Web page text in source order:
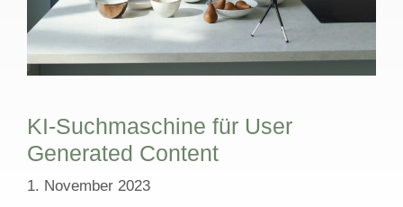
KI-Suchmaschine für User
Generated Content
1. November 2023